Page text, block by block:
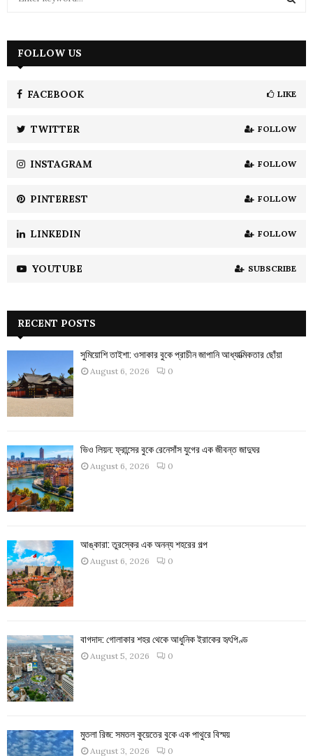
h
H
FOLLOW US
FACEBOOK LIKE
TWITTER FOLLOW
INSTAGRAM FOLLOW
PINTEREST FOLLOW
LINKEDIN FOLLOW
YOUTUBE SUBSCRIBE
RECENT POSTS
সুমিয়োশি তাইশা: ওসাকার বুকে প্রাচীন জাপানি আধ্যাত্মিকতার ছোঁয়া
August 6, 2026 0
ভিও লিয়ন: ফ্রান্সের বুকে রেনেসাঁস যুগের এক জীবন্ত জাদুঘর
August 6, 2026 0
আঙ্কারা: তুরস্কের এক অনন্য শহরের গল্প
August 6, 2026 0
বাগদাদ: গোলাকার শহর থেকে আধুনিক ইরাকের হৃৎপিণ্ড
August 5, 2026 0
মুতলা রিজ: সমতল কুয়েতের বুকে এক পাথুরে বিস্ময়
August 3, 2026 0